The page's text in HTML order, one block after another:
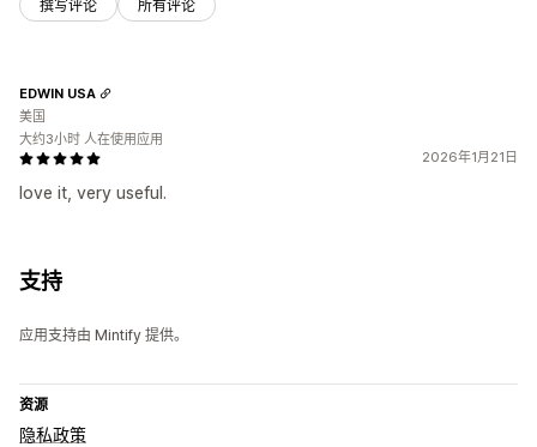
撰写评论 所有评论
2026年1月21日
love it, very useful.
EDWIN USA
美国
大约3小时 人在使用应用
支持
应用支持由 Mintify 提供。
资源
隐私政策